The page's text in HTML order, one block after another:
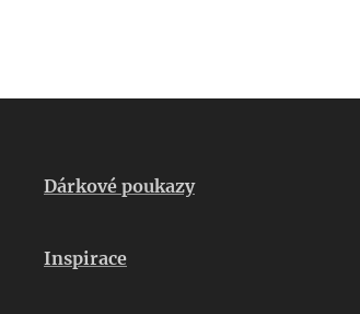
Dárkové poukazy
Inspirace